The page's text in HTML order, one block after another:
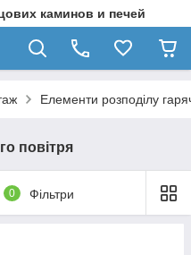
каминов и печей
Елементи розподілу
повітря
0 Фільтри